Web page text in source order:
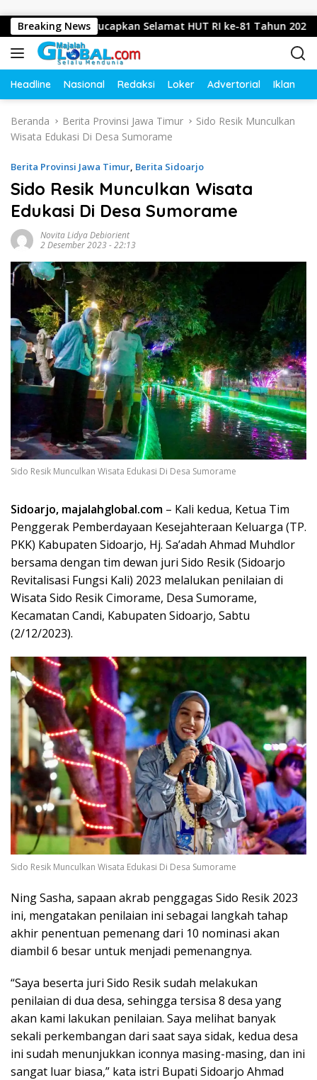
Breaking News
Mengucapkan Selamat HUT RI ke-81 Tahun 2026
Headline Nasional Redaksi Loker Advertorial Iklan
Beranda Berita Provinsi Jawa Timur
Sido Resik Munculkan
Wisata Edukasi Di Desa Sumorame
Berita Provinsi Jawa Timur, Berita Sidoarjo
Sido Resik Munculkan Wisata
Edukasi Di Desa Sumorame
Novita Lidya Debiorient
2 Desember 2023 - 22:13
Sido Resik Munculkan Wisata Edukasi Di Desa Sumorame
Sidoarjo, majalahglobal.com – Kali kedua, Ketua Tim
Penggerak Pemberdayaan Kesejahteraan Keluarga (TP.
PKK) Kabupaten Sidoarjo, Hj. Sa’adah Ahmad Muhdlor
bersama dengan tim dewan juri Sido Resik (Sidoarjo
Revitalisasi Fungsi Kali) 2023 melalukan penilaian di
Wisata Sido Resik Cimorame, Desa Sumorame,
Kecamatan Candi, Kabupaten Sidoarjo, Sabtu
(2/12/2023).
Sido Resik Munculkan Wisata Edukasi Di Desa Sumorame
Ning Sasha, sapaan akrab penggagas Sido Resik 2023
ini, mengatakan penilaian ini sebagai langkah tahap
akhir penentuan pemenang dari 10 nominasi akan
diambil 6 besar untuk menjadi pemenangnya.
“Saya beserta juri Sido Resik sudah melakukan
penilaian di dua desa, sehingga tersisa 8 desa yang
akan kami lakukan penilaian. Saya melihat banyak
sekali perkembangan dari saat saya sidak, kedua desa
ini sudah menunjukkan iconnya masing-masing, dan ini
sangat luar biasa,” kata istri Bupati Sidoarjo Ahmad